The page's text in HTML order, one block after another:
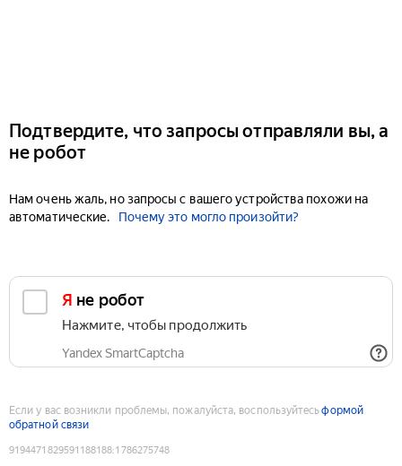
Подтвердите, что запросы отправляли вы, а
не робот
Нам очень жаль, но запросы с вашего устройства похожи на
автоматические.
Почему это могло произойти?
Я не робот
Нажмите, чтобы продолжить
Yandex SmartCaptcha
Если у вас возникли проблемы, пожалуйста, воспользуйтесьформой
обратной связи
9194471829591188188:1786275748